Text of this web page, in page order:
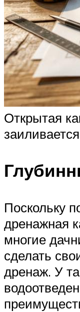
Открытая
Поскольку
дренажная
многие
сделать
дренаж. У